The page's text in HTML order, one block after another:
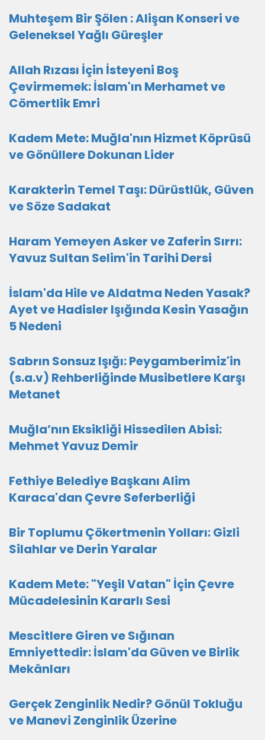
Muhteşem Bir Şölen : Alişan Konseri ve
Geleneksel Yağlı Güreşler
Allah Rızası İçin İsteyeni Boş
Çevirmemek: İslam'ın Merhamet ve
Cömertlik Emri
Kadem Mete: Muğla'nın Hizmet Köprüsü
ve Gönüllere Dokunan Lider
Karakterin Temel Taşı: Dürüstlük, Güven
ve Söze Sadakat
Haram Yemeyen Asker ve Zaferin Sırrı:
Yavuz Sultan Selim'in Tarihi Dersi
İslam'da Hile ve Aldatma Neden Yasak?
Ayet ve Hadisler Işığında Kesin Yasağın
5 Nedeni
Sabrın Sonsuz Işığı: Peygamberimiz'in
(s.a.v) Rehberliğinde Musibetlere Karşı
Metanet
Muğla’nın Eksikliği Hissedilen Abisi:
Mehmet Yavuz Demir
Fethiye Belediye Başkanı Alim
Karaca'dan Çevre Seferberliği
Bir Toplumu Çökertmenin Yolları: Gizli
Silahlar ve Derin Yaralar
Kadem Mete: "Yeşil Vatan" İçin Çevre
Mücadelesinin Kararlı Sesi
Mescitlere Giren ve Sığınan
Emniyettedir: İslam'da Güven ve Birlik
Mekânları
Gerçek Zenginlik Nedir? Gönül Tokluğu
ve Manevi Zenginlik Üzerine